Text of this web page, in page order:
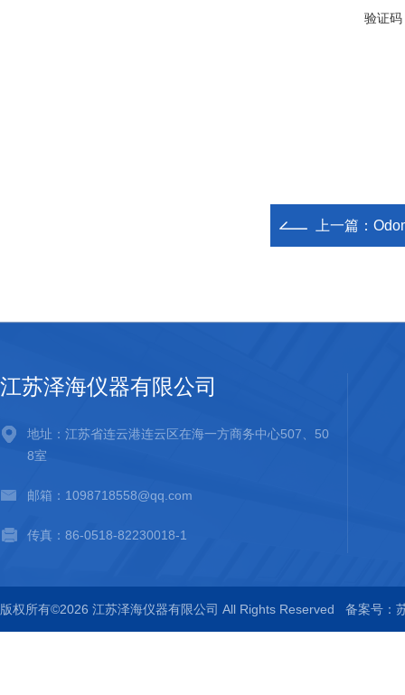
验证码
上一篇：
江苏泽海仪器有限公司
地址：江苏省连云港连云区在海一方商务中心507、50
8室
邮箱：1098718558@qq.com
传真：86-0518-82230018-1
版权所有©2026 江苏泽海仪器有限公司 All Rights Reserved 备案号：